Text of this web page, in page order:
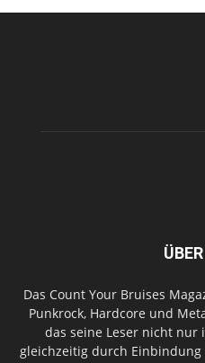
Das Count Your Bruises
Punkrock, Hardcore und
das seine Leser nicht
gleichzeitig durch